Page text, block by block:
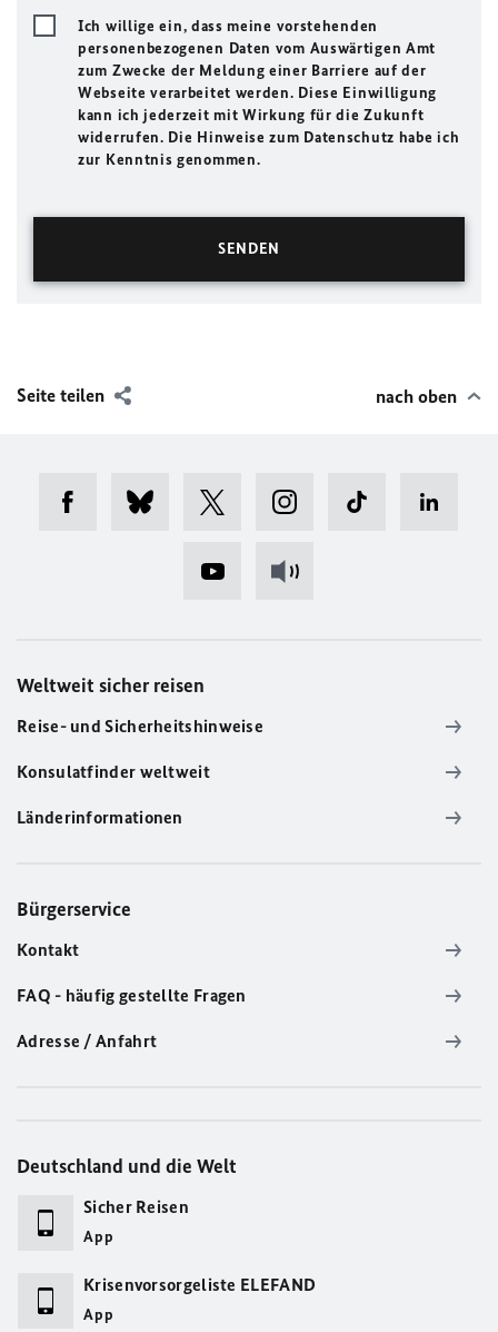
Ich willige ein, dass meine vorstehenden
personenbezogenen Daten vom Auswärtigen Amt
zum Zwecke der Meldung einer Barriere auf der
Webseite verarbeitet werden. Diese Einwilligung
kann ich jederzeit mit Wirkung für die Zukunft
widerrufen. Die Hinweise zum Datenschutz habe ich
zur Kenntnis genommen.
Seite teilen nach oben
Weltweit sicher reisen
Reise- und Sicherheitshinweise
Konsulatfinder weltweit
Länderinformationen
Bürgerservice
Kontakt
FAQ - häufig gestellte Fragen
Adresse / Anfahrt
Deutschland und die Welt
Sicher Reisen
App
Krisenvorsorgeliste ELEFAND
App